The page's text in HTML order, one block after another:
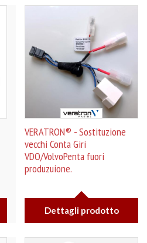
VERATRON® - Sostituzione
vecchi Conta Giri
VDO/VolvoPenta fuori
produzuione.
Dettagli prodotto